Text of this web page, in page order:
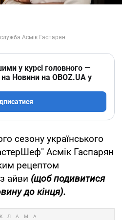
у курсі головного —
на Новини на OBOZ.UA у
сезону українського
Асмік Гаспарян
рецептом
айви (щоб подивитися
до кінця).